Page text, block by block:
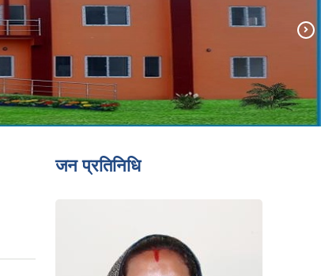
जन प्रतिनिधि